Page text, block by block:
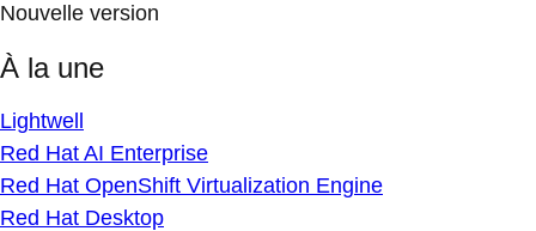
Nouvelle version
À la une
Lightwell
Red Hat AI Enterprise
Red Hat OpenShift Virtualization Engine
Red Hat Desktop